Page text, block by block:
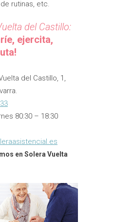
rutinas, etc.
del Castillo:
ejercita,
del Castillo, 1,
80:30 – 18:30
en Solera Vuelta